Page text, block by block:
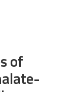
of